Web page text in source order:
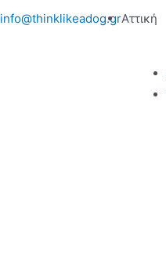
info@thinklikeadog.grΑττική